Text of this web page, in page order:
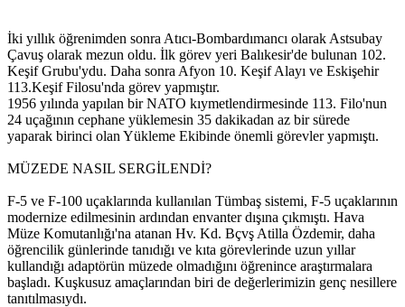
İki yıllık öğrenimden sonra Atıcı-Bombardımancı olarak Astsubay
Çavuş olarak mezun oldu. İlk görev yeri Balıkesir'de bulunan 102.
Keşif Grubu'ydu. Daha sonra Afyon 10. Keşif Alayı ve Eskişehir
113.Keşif Filosu'nda görev yapmıştır.
1956 yılında yapılan bir NATO kıymetlendirmesinde 113. Filo'nun
24 uçağının cephane yüklemesin 35 dakikadan az bir sürede
yaparak birinci olan Yükleme Ekibinde önemli görevler yapmıştı.
MÜZEDE NASIL SERGİLENDİ?
F-5 ve F-100 uçaklarında kullanılan Tümbaş sistemi, F-5 uçaklarının
modernize edilmesinin ardından envanter dışına çıkmıştı. Hava
Müze Komutanlığı'na atanan Hv. Kd. Bçvş Atilla Özdemir, daha
öğrencilik günlerinde tanıdığı ve kıta görevlerinde uzun yıllar
kullandığı adaptörün müzede olmadığını öğrenince araştırmalara
başladı. Kuşkusuz amaçlarından biri de değerlerimizin genç nesillere
tanıtılmasıydı.